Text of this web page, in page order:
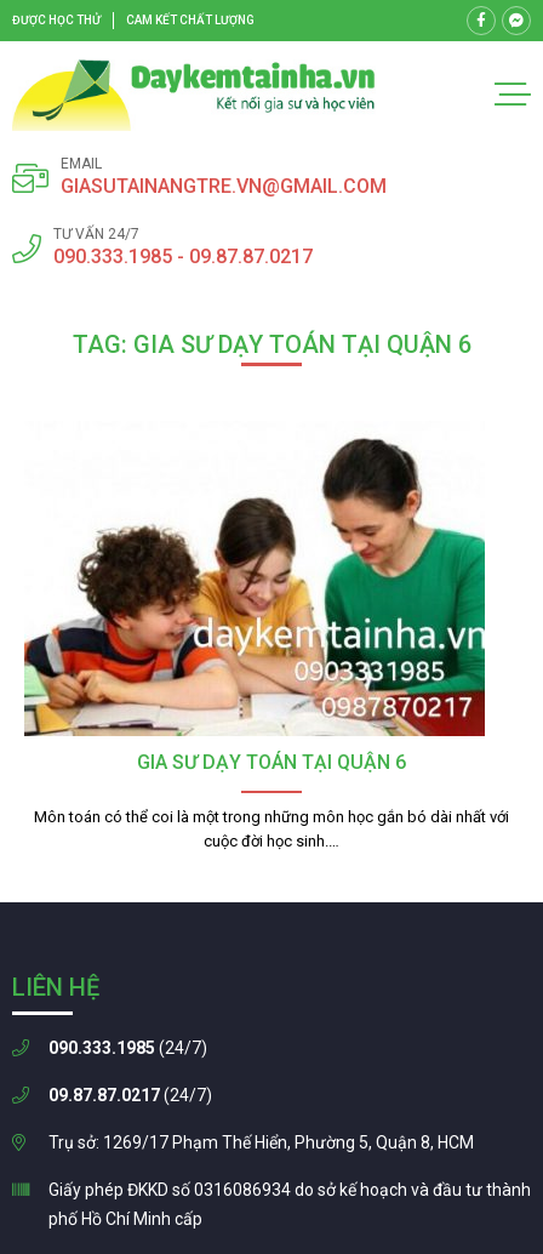
ĐƯỢC HỌC THỬ CAM KẾT CHẤT LƯỢNG
EMAIL
GIASUTAINANGTRE.VN@GMAIL.COM
TƯ VẤN 24/7
090.333.1985 - 09.87.87.0217
TAG: GIA SƯ DẠY TOÁN TẠI QUẬN 6
GIA SƯ DẠY TOÁN TẠI QUẬN 6
Môn toán có thể coi là một trong những môn học gắn bó dài nhất với
cuộc đời học sinh.…
LIÊN HỆ
090.333.1985 (24/7)
09.87.87.0217(24/7)
Trụ sở: 1269/17 Phạm Thế Hiển, Phường 5, Quận 8, HCM
Giấy phép ĐKKD số 0316086934 do sở kế hoạch và đầu tư thành
phố Hồ Chí Minh cấp